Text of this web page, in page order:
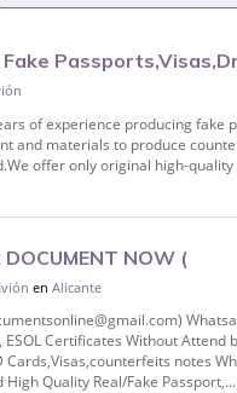
Fake
708-581-6441
of experience producing fake
and materials to produce
offer only original high-
DOCUMENT NOW (
Whatsapp:== +237
enAlicante
ESOL Certificates Without Attend
notes
Quality Real/Fake Passport,...